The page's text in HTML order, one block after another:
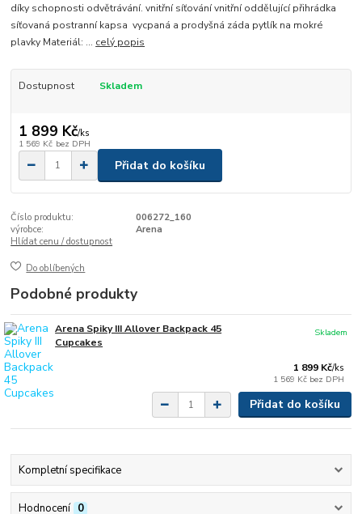
díky schopnosti odvětrávání. vnitřní síťování vnitřní oddělující přihrádka
síťovaná postranní kapsa vycpaná a prodyšná záda pytlík na mokré
plavky Materiál: ... celý popis
Dostupnost Skladem
1 899 Kč/ks
1 569 Kč bez DPH
Přidat do košíku
Číslo produktu:
006272_160
výrobce:
Arena
Hlídat cenu / dostupnost
Do oblíbených
Podobné produkty
Arena Spiky III Allover Backpack 45
Cupcakes
1 899 Kč/ks
1 569 Kč bez DPH
Skladem
Přidat do košíku
Kompletní specifikace
Hodnocení 0